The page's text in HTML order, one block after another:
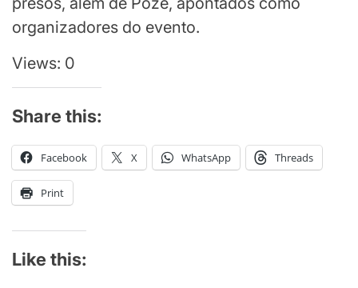
organizadores do evento.
Views: 0
Share this:
Facebook X WhatsApp Threads
Print
Like this: